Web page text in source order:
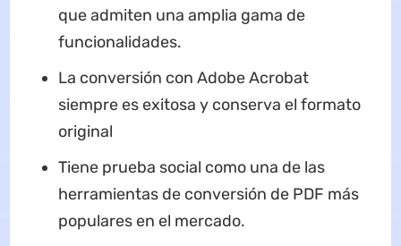
que admiten una amplia gama de
funcionalidades.
La conversión con Adobe Acrobat
siempre es exitosa y conserva el formato
original
Tiene prueba social como una de las
herramientas de conversión de PDF más
populares en el mercado.